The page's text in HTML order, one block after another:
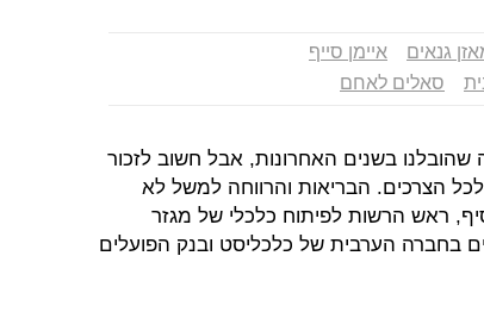
גנאים
איימן סייף
סאלים לאחם
שהובלנו בשנים האחרונות, אבל חשוב לזכור
הצרכים. הבריאות והרווחה למשל לא
ראש הרשות לפיתוח כלכלי של מגזר
בחברה הערבית של כלכליסט ובנק הפועלים